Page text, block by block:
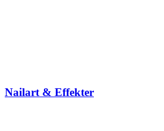
Nailart & Effekter